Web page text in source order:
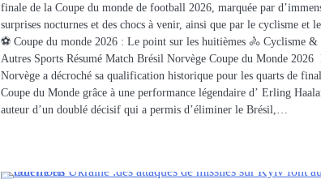
finale de la Coupe du monde de football 2026, marquée par
surprises nocturnes et des chocs à venir, ainsi que par le cyclisme et
⚽ Coupe du monde 2026 : Le point sur les huitièmes 🚴 Cyclisme &
Autres Sports Résumé Match Brésil Norvège Coupe du Monde 2026
Norvège a décroché sa qualification historique pour les quarts de
Coupe du Monde grâce à une performance légendaire d’ Erling
auteur d’un doublé décisif qui a permis d’éliminer le Brésil,…